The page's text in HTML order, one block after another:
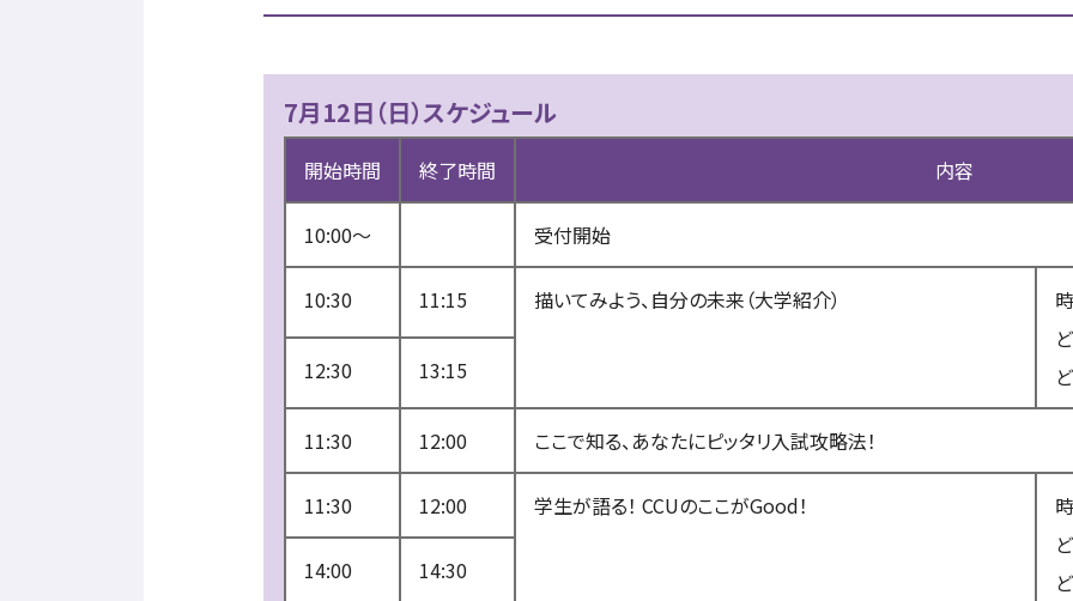
7月12日（日）スケジュール
開始時間 終了時間 内容
10:00～ 受付開始
10:30 11:15 描いてみよう、自分の未来（大学紹介）
12:30 13:15
11:30 12:00 ここで知る、あなたにピッタリ入試攻略法！
11:30 12:00 学生が語る！ CCUのここがGood！
14:00 14:30